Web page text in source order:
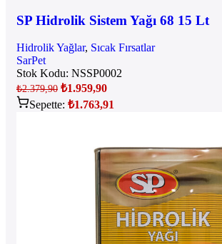
SP Hidrolik Sistem Yağı 68 15 Lt
Hidrolik Yağlar, Sıcak Fırsatlar
SarPet
Stok Kodu: NSSP0002
₺2.379,90 ₺1.959,90
Sepette: ₺1.763,91